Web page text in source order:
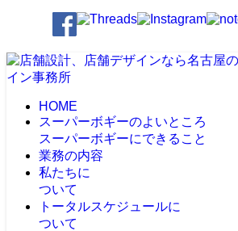
HOME
スーパーボギーのよいところ
スーパーボギーにできること
業務の内容
私たちに
ついて
トータルスケジュールに
ついて